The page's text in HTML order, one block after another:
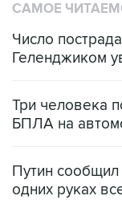
САМОЕ
Число
Геленджиком
Три человека
БПЛА на
Путин
одних руках